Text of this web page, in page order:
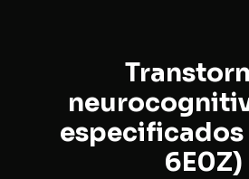
especificados
6E0Z)